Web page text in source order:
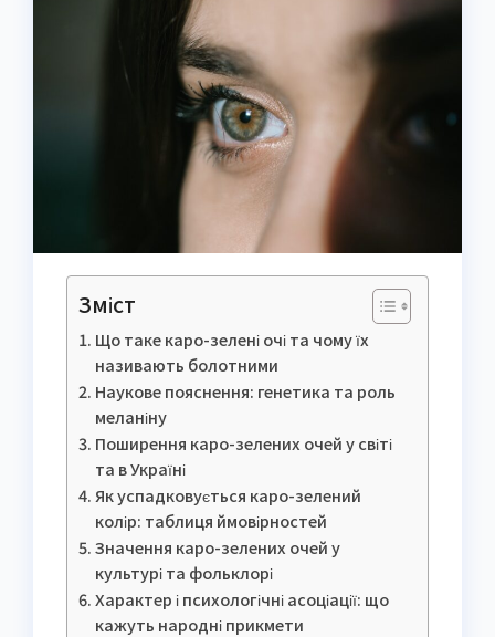
Зміст
Що таке каро-зелені очі та чому їх
називають болотними
Наукове пояснення: генетика та роль
меланіну
Поширення каро-зелених очей у світі
та в Україні
Як успадковується каро-зелений
колір: таблиця ймовірностей
Значення каро-зелених очей у
культурі та фольклорі
Характер і психологічні асоціації: що
кажуть народні прикмети